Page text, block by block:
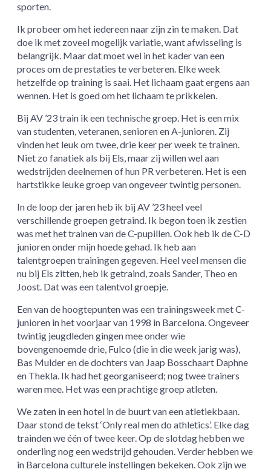
sporten.
Ik probeer om het iedereen naar zijn zin te maken. Dat
doe ik met zoveel mogelijk variatie, want afwisseling is
belangrijk. Maar dat moet wel in het kader van een
proces om de prestaties te verbeteren. Elke week
hetzelfde op training is saai. Het lichaam gaat ergens aan
wennen. Het is goed om het lichaam te prikkelen.
Bij AV ’23 train ik een technische groep. Het is een mix
van studenten, veteranen, senioren en A-junioren. Zij
vinden het leuk om twee, drie keer per week te trainen.
Niet zo fanatiek als bij Els, maar zij willen wel aan
wedstrijden deelnemen of hun PR verbeteren. Het is een
hartstikke leuke groep van ongeveer twintig personen.
In de loop der jaren heb ik bij AV ’23 heel veel
verschillende groepen getraind. Ik begon toen ik zestien
was met het trainen van de C-pupillen. Ook heb ik de C-D
junioren onder mijn hoede gehad. Ik heb aan
talentgroepen trainingen gegeven. Heel veel mensen die
nu bij Els zitten, heb ik getraind, zoals Sander, Theo en
Joost. Dat was een talentvol groepje.
Een van de hoogtepunten was een trainingsweek met C-
junioren in het voorjaar van 1998 in Barcelona. Ongeveer
twintig jeugdleden gingen mee onder wie
bovengenoemde drie, Fulco (die in die week jarig was),
Bas Mulder en de dochters van Jaap Bosschaart Daphne
en Thekla. Ik had het georganiseerd; nog twee trainers
waren mee. Het was een prachtige groep atleten.
We zaten in een hotel in de buurt van een atletiekbaan.
Daar stond de tekst ‘Only real men do athletics’. Elke dag
trainden we één of twee keer. Op de slotdag hebben we
onderling nog een wedstrijd gehouden. Verder hebben we
in Barcelona culturele instellingen bekeken. Ook zijn we